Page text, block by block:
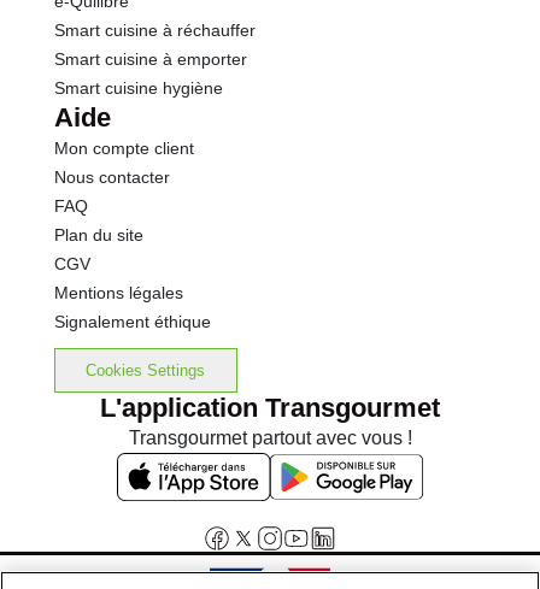
Smart cuisine à réchauffer
Smart cuisine à emporter
Smart cuisine hygiène
Aide
Mon compte client
Nous contacter
FAQ
Plan du site
CGV
Mentions légales
Signalement éthique
Cookies Settings
L'application Transgourmet
Transgourmet partout avec vous !